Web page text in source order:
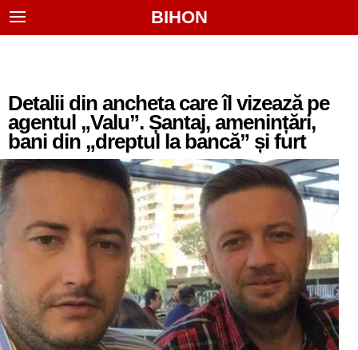
BIHON
Detalii din ancheta care îl vizează pe
agentul „Valu”. Șantaj, amenințări,
bani din „dreptul la bancă” și furt